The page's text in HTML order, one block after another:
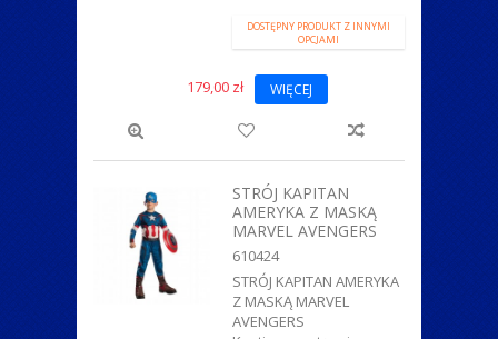
DOSTĘPNY PRODUKT Z INNYMI
OPCJAMI
179,00 zł WIĘCEJ
STRÓJ KAPITAN
AMERYKA Z MASKĄ
MARVEL AVENGERS
610424
STRÓJ KAPITAN AMERYKA
Z MASKĄ MARVEL
AVENGERS